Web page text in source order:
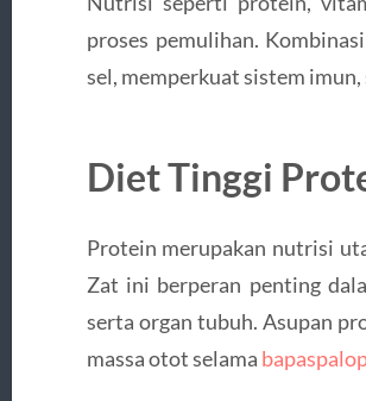
proses pemulihan.
sel, memperkuat sistem
Diet Tinggi
Protein merupakan nutrisi
Zat ini berperan penting
serta organ tubuh. Asupan
massa otot selama